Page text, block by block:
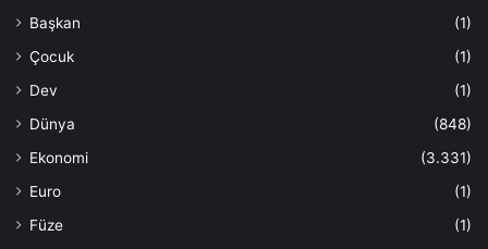
Başkan
(1)
Çocuk
(1)
Dev
(1)
Dünya
(848)
Ekonomi
(3.331)
Euro
(1)
Füze
(1)